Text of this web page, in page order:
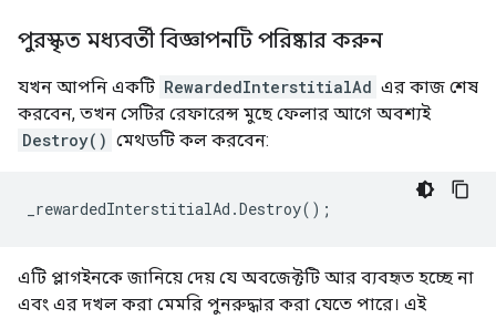
পুরস্কৃত মধ্যবর্তী বিজ্ঞাপনটি পরিষ্কার করুন
যখন আপনি একটি RewardedInterstitialAd এর কাজ শেষ
করবেন, তখন সেটির রেফারেন্স মুছে ফেলার আগে অবশ্যই
Destroy() মেথডটি কল করবেন:
_rewardedInterstitialAd .Destroy();
এটি প্লাগইনকে জানিয়ে দেয় যে অবজেক্টটি আর ব্যবহৃত হচ্ছে না
এবং এর দখল করা মেমরি পুনরুদ্ধার করা যেতে পারে। এই